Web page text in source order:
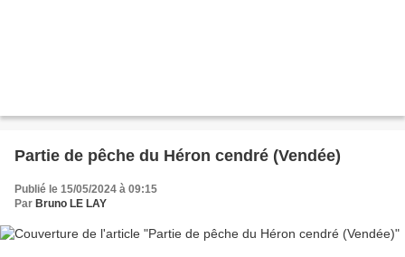
Partie de pêche du Héron cendré (Vendée)
Publié le 15/05/2024 à 09:15
Par Bruno LE LAY